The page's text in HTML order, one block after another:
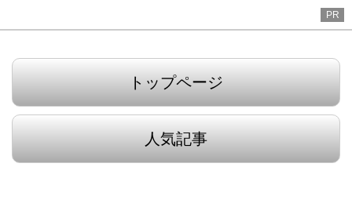
PR
トップページ
人気記事